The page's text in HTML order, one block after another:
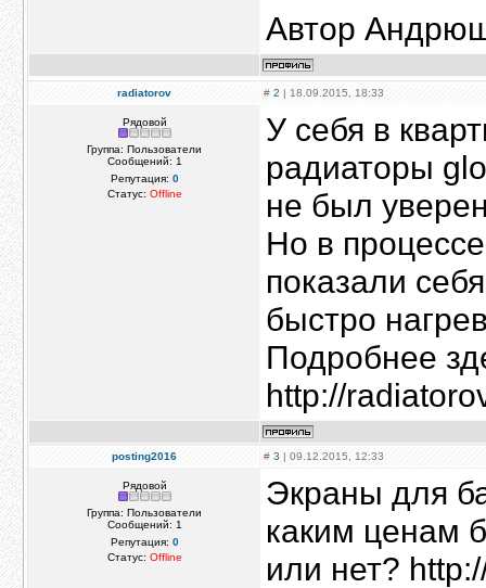
Автор
radiatorov # 2 | 18.09.2015, 18:33
Рядовой
Группа: Пользователи
Сообщений: 1
Репутация: 0
Статус: Offline
У себя в
радиаторы
не был
Но в
показали
быстро
Подробнее
http://
posting2016 # 3 | 09.12.2015, 12:33
Рядовой
Группа: Пользователи
Сообщений: 1
Репутация: 0
Статус: Offline
Экраны для
каким ценам
или нет?